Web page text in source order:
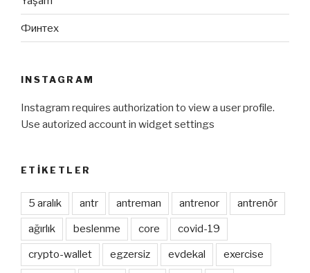
Финтех
INSTAGRAM
Instagram requires authorization to view a user profile.
Use autorized account in widget settings
ETIKETLER
5 aralık antr antreman antrenor antrenör
ağırlık beslenme core covid-19
crypto-wallet egzersiz evdekal exercise